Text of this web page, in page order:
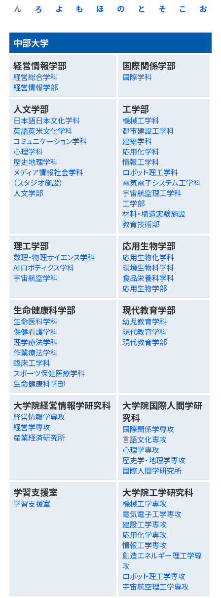
お
こ
そ
と
の
ほ
も
よ
ろ
ん
中部大学
経営情報学部
経営総合学科
経営情報学部
国際関係学部
国際学科
人文学部
日本語日本文化学科
英語英米文化学科
コミュニケーション学科
心理学科
歴史地理学科
メディア情報社会学科
（スタジオ施設）
人文学部
工学部
機械工学科
都市建設工学科
建築学科
応用化学科
情報工学科
ロボット理工学科
電気電子システム工学科
宇宙航空理工学科
工学部
材料・構造実験施設
教育技術部
理工学部
数理・物理サイエンス学科
AIロボティクス学科
宇宙航空学科
応用生物学部
応用生物化学科
環境生物科学科
食品栄養科学科
応用生物学部
生命健康科学部
生命医科学科
保健看護学科
理学療法学科
作業療法学科
臨床工学科
スポーツ保健医療学科
生命健康科学部
現代教育学部
幼児教育学科
現代教育学科
現代教育学部
大学院経営情報学研究科
経営情報学専攻
経営学専攻
産業経済研究所
大学院国際人間学研
究科
国際関係学専攻
言語文化専攻
心理学専攻
歴史学・地理学専攻
国際人間学研究所
学習支援室
学習支援室
大学院工学研究科
機械工学専攻
電気電子工学専攻
建設工学専攻
応用化学専攻
情報工学専攻
創造エネルギー理工学専
攻
ロボット理工学専攻
宇宙航空理工学専攻